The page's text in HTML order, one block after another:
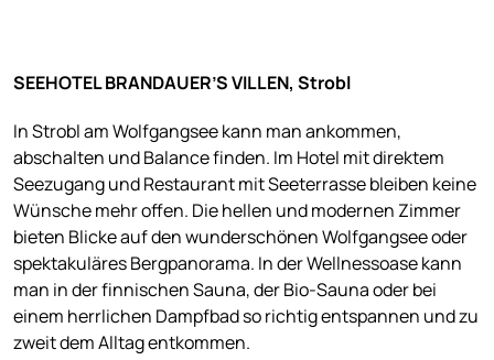
SEEHOTEL BRANDAUER’S VILLEN, Strobl
In Strobl am Wolfgangsee kann man ankommen,
abschalten und Balance finden. Im Hotel mit direktem
Seezugang und Restaurant mit Seeterrasse bleiben keine
Wünsche mehr offen. Die hellen und modernen Zimmer
bieten Blicke auf den wunderschönen Wolfgangsee oder
spektakuläres Bergpanorama. In der Wellnessoase kann
man in der finnischen Sauna, der Bio-Sauna oder bei
einem herrlichen Dampfbad so richtig entspannen und zu
zweit dem Alltag entkommen.